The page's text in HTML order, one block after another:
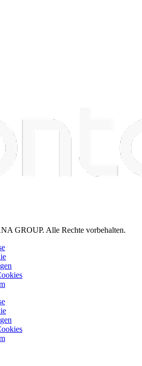
GROUP. Alle Rechte vorbehalten.